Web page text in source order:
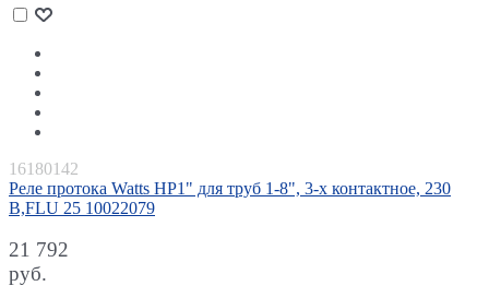
16180142
Реле протока Watts НР1" для труб 1-8", 3-х контактное, 230
В,FLU 25 10022079
21 792
руб.